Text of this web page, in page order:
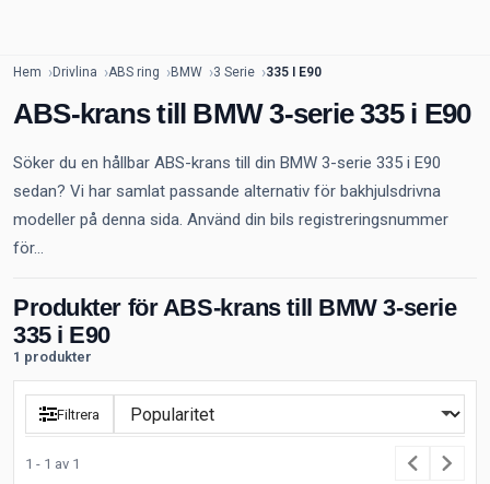
Hem Drivlina ABS ring BMW 3 Serie 335 I E90
ABS-krans till BMW 3-serie 335 i E90
Söker du en hållbar ABS-krans till din BMW 3-serie 335 i E90
sedan? Vi har samlat passande alternativ för bakhjulsdrivna
modeller på denna sida. Använd din bils registreringsnummer
för...
Produkter för ABS-krans till BMW 3-serie
335 i E90
1 produkter
Filtrera
1 - 1 av 1